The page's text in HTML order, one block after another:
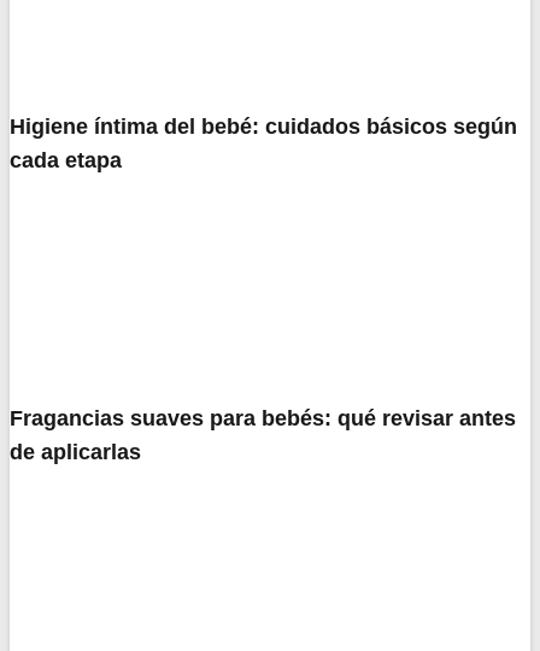
Higiene íntima del bebé: cuidados básicos según
cada etapa
Fragancias suaves para bebés: qué revisar antes
de aplicarlas